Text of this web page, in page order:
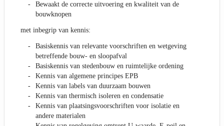
Bewaakt de correcte uitvoering en kwaliteit van de
bouwknopen
met inbegrip van kennis:
Basiskennis van relevante voorschriften en wetgeving
betreffende bouw- en sloopafval
Basiskennis van stedenbouw en ruimtelijke ordening
Kennis van algemene principes EPB
Kennis van labels van duurzaam bouwen
Kennis van thermisch isoleren en condensatie
Kennis van plaatsingsvoorschriften voor isolatie en
andere materialen